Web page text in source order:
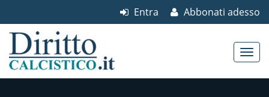
Abbonati adesso
Entra